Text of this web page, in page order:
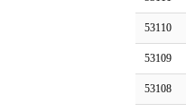
53110
53109
53108